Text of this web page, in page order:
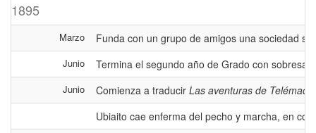
1895
Marzo Funda con un grupo de amigos una sociedad
Junio Termina el segundo año de Grado con
Junio Comienza a traducir Las aventuras de Telémaco
Ubiaito cae enferma del pecho y marcha, en